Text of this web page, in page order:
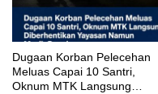
‎Dugaan Korban Pelecehan
Meluas Capai 10 Santri,
Oknum MTK Langsung